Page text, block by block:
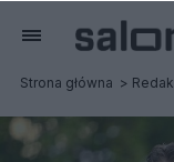
Strona główna